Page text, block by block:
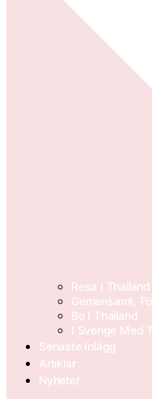
Resa I Thailand
Gemensamt,
Bo I Thailand
I Sverige Med
Senaste Inlägg
Artiklar
Nyheter